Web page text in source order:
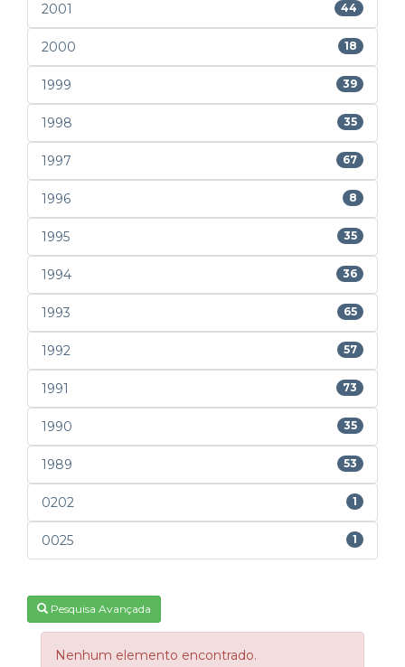
2001 44
2000 18
1999 39
1998 35
1997 67
1996 8
1995 35
1994 36
1993 65
1992 57
1991 73
1990 35
1989 53
0202 1
0025 1
Pesquisa Avançada
Nenhum elemento encontrado.